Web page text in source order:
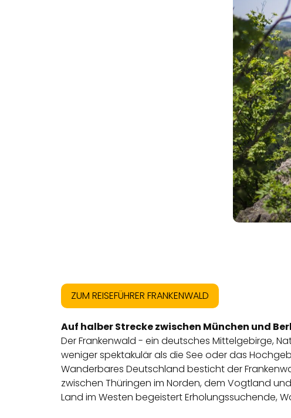
ZUM REISEFÜHRER FRANKENWALD
Auf halber Strecke zwischen München und
Der Frankenwald - ein deutsches Mittelgebirge,
weniger spektakulär als die See oder das
Wanderbares Deutschland besticht der
zwischen Thüringen im Norden, dem Vogtland
Land im Westen begeistert Erholungssuchende,